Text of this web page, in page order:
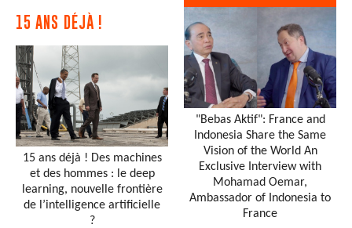
15 ANS DÉJÀ !
15 ans déjà ! Des machines
et des hommes : le deep
learning, nouvelle frontière
de l’intelligence artificielle
?
"Bebas Aktif": France and
Indonesia Share the Same
Vision of the World An
Exclusive Interview with
Mohamad Oemar,
Ambassador of Indonesia to
France